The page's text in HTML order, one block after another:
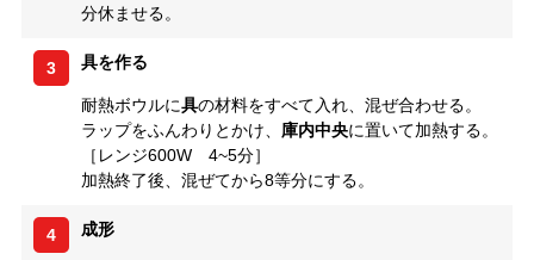
分休ませる。
3 具を作る
耐熱ボウルに具の材料をすべて入れ、混ぜ合わせる。
ラップをふんわりとかけ、 庫内中央に置いて加熱する。
［レンジ600W 4~5分］
加熱終了後、混ぜてから8等分にする。
4 成形